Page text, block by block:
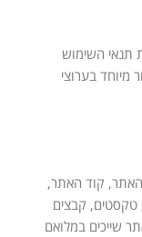
תנאי השימוש
מיוחד בערוצי
האתר, קוד האתר,
טקסטים, קבצים
שייכים במלואם